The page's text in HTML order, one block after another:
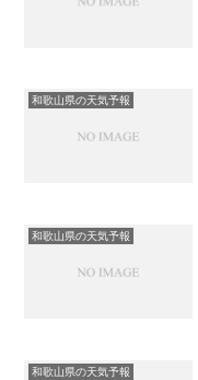
和歌山県の天気予報
和歌山県の天気予報
和歌山県の天気予報